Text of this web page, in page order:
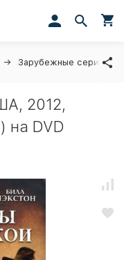
Зарубежные сериалы
2012,
на DVD